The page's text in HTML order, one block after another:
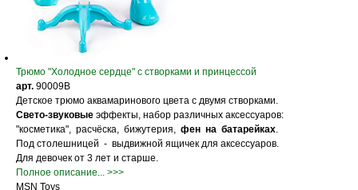
Трюмо "Холодное сердце" с створками и принцессой
арт. 90009B
Детское трюмо аквамаринового цвета с двумя створками.
Свето-звуковые эффекты, набор различных аксессуаров:
"косметика", расчёска, бижутерия, фен на батарейках.
Под столешницей - выдвижной ящичек для аксессуаров.
Для девочек от 3 лет и старше.
Полное описание... >>>
MSN Toys